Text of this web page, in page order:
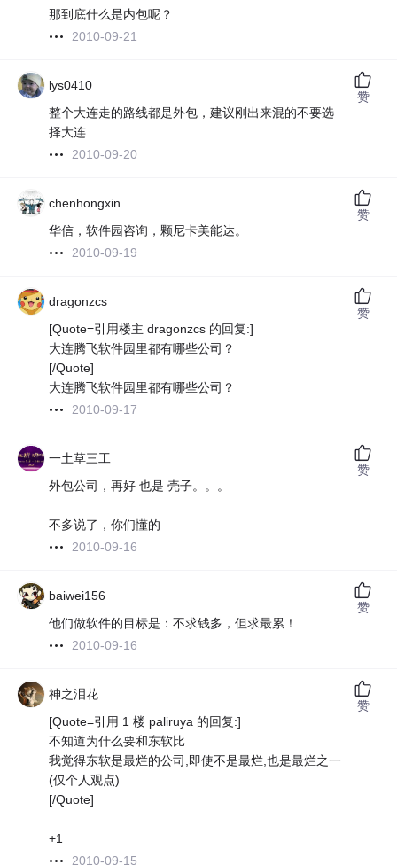
那到底什么是内包呢？
2010-09-21
lys0410
整个大连走的路线都是外包，建议刚出来混的不要选
择大连
2010-09-20
赞
chenhongxin
华信，软件园咨询，颗尼卡美能达。
2010-09-19
赞
dragonzcs
[Quote=引用楼主 dragonzcs 的回复:]
大连腾飞软件园里都有哪些公司？
[/Quote]
大连腾飞软件园里都有哪些公司？
2010-09-17
赞
一土草三工
外包公司，再好 也是 壳子。。。
不多说了，你们懂的
2010-09-16
赞
baiwei156
他们做软件的目标是：不求钱多，但求最累！
2010-09-16
赞
神之泪花
[Quote=引用 1 楼 paliruya 的回复:]
不知道为什么要和东软比
我觉得东软是最烂的公司,即使不是最烂,也是最烂之一
(仅个人观点)
[/Quote]
+1
2010-09-15
赞